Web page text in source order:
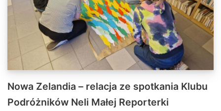
Nowa Zelandia – relacja ze spotkania Klubu
Podróżników Neli Małej Reporterki